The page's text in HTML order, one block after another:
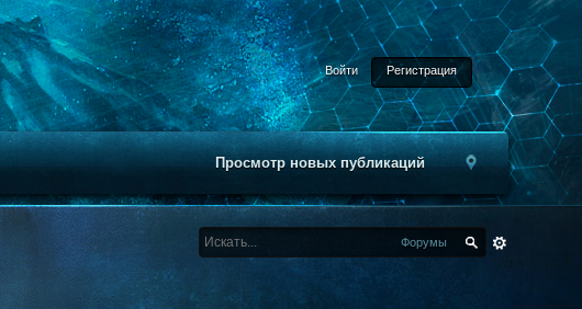
Войти Регистрация
Просмотр новых публикаций
Форумы